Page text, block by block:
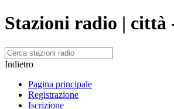
Stazioni radio | città
Indietro
Pagina principale
Registrazione
Iscrizione